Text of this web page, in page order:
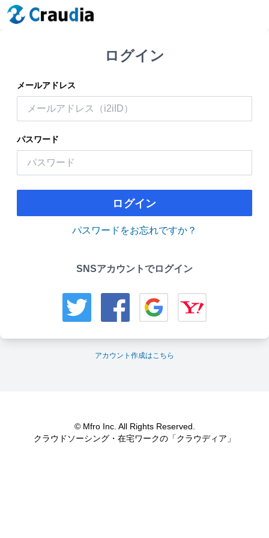
ログイン
メールアドレス
パスワード
ログイン
パスワードをお忘れですか？
SNSアカウントでログイン
アカウント作成はこちら
© Mfro Inc. All Rights Reserved.
クラウドソーシング・在宅ワークの「クラウディア」